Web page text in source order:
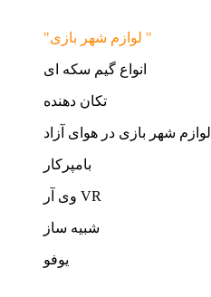
"لوازم شهر بازی "
انواع گیم سکه ای
تکان دهنده
لوازم شهر بازی در هوای آزاد
بامپرکار
وی آر VR
شبیه ساز
یوفو